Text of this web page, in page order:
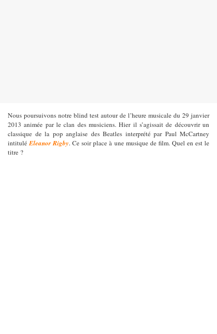
Nous poursuivons notre blind test autour de l’heure musicale du 29 janvier
2013 animée par le clan des musiciens. Hier il s’agissait de découvrir un
classique de la pop anglaise des Beatles interprété par Paul McCartney
intituléEleanor Rigby. Ce soir place à une musique de film. Quel en est le
titre ?